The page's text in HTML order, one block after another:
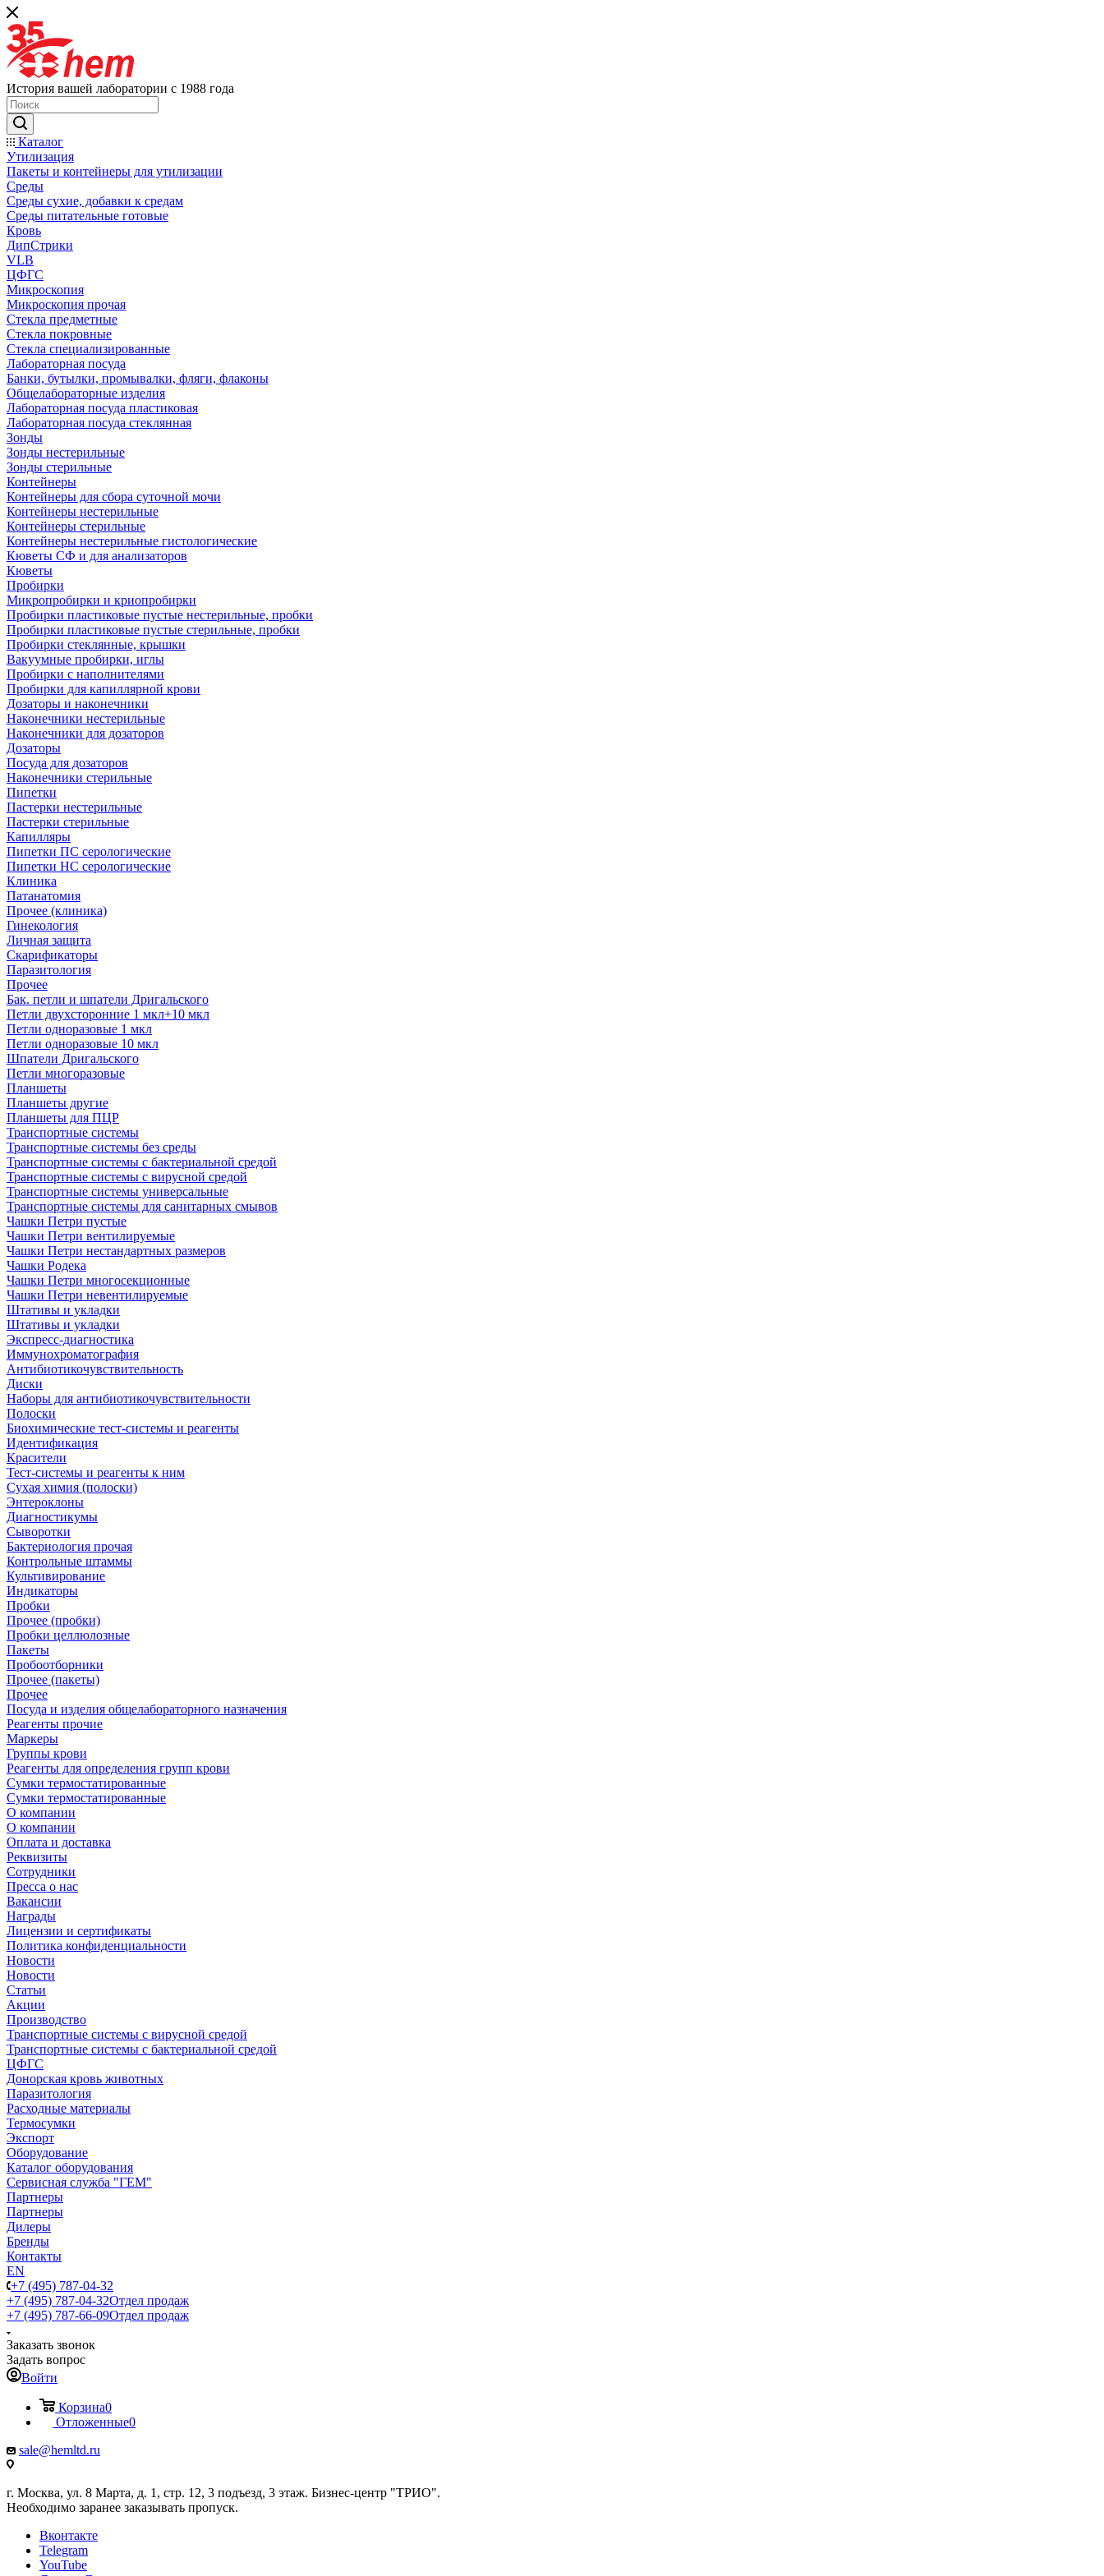
История вашей лаборатории с 1988 года
Каталог
Утилизация
Пакеты и контейнеры для утилизации
Среды
Среды сухие, добавки к средам
Среды питательные готовые
Кровь
ДипСтрики
VLB
ЦФГС
Микроскопия
Микроскопия прочая
Стекла предметные
Стекла покровные
Стекла специализированные
Лабораторная посуда
Банки, бутылки, промывалки, фляги, флаконы
Общелабораторные изделия
Лабораторная посуда пластиковая
Лабораторная посуда стеклянная
Зонды
Зонды нестерильные
Зонды стерильные
Контейнеры
Контейнеры для сбора суточной мочи
Контейнеры нестерильные
Контейнеры стерильные
Контейнеры нестерильные гистологические
Кюветы СФ и для анализаторов
Кюветы
Пробирки
Микропробирки и криопробирки
Пробирки пластиковые пустые нестерильные, пробки
Пробирки пластиковые пустые стерильные, пробки
Пробирки стеклянные, крышки
Вакуумные пробирки, иглы
Пробирки с наполнителями
Пробирки для капиллярной крови
Дозаторы и наконечники
Наконечники нестерильные
Наконечники для дозаторов
Дозаторы
Посуда для дозаторов
Наконечники стерильные
Пипетки
Пастерки нестерильные
Пастерки стерильные
Капилляры
Пипетки ПС серологические
Пипетки НС серологические
Клиника
Патанатомия
Прочее (клиника)
Гинекология
Личная защита
Скарификаторы
Паразитология
Прочее
Бак. петли и шпатели Дригальского
Петли двухсторонние 1 мкл+10 мкл
Петли одноразовые 1 мкл
Петли одноразовые 10 мкл
Шпатели Дригальского
Петли многоразовые
Планшеты
Планшеты другие
Планшеты для ПЦР
Транспортные системы
Транспортные системы без среды
Транспортные системы с бактериальной средой
Транспортные системы с вирусной средой
Транспортные системы универсальные
Транспортные системы для санитарных смывов
Чашки Петри пустые
Чашки Петри вентилируемые
Чашки Петри нестандартных размеров
Чашки Родека
Чашки Петри многосекционные
Чашки Петри невентилируемые
Штативы и укладки
Штативы и укладки
Экспресс-диагностика
Иммунохроматография
Антибиотикочувствительность
Диски
Наборы для антибиотикочувствительности
Полоски
Биохимические тест-системы и реагенты
Идентификация
Красители
Тест-системы и реагенты к ним
Сухая химия (полоски)
Энтероклоны
Диагностикумы
Сыворотки
Бактериология прочая
Контрольные штаммы
Культивирование
Индикаторы
Пробки
Прочее (пробки)
Пробки целлюлозные
Пакеты
Пробоотборники
Прочее (пакеты)
Прочее
Посуда и изделия общелабораторного назначения
Реагенты прочие
Маркеры
Группы крови
Реагенты для определения групп крови
Сумки термостатированные
Сумки термостатированные
О компании
О компании
Оплата и доставка
Реквизиты
Сотрудники
Пресса о нас
Вакансии
Награды
Лицензии и сертификаты
Политика конфиденциальности
Новости
Новости
Статьи
Акции
Производство
Транспортные системы с вирусной средой
Транспортные системы с бактериальной средой
ЦФГС
Донорская кровь животных
Паразитология
Расходные материалы
Термосумки
Экспорт
Оборудование
Каталог оборудования
Сервисная служба "ГЕМ"
Партнеры
Партнеры
Дилеры
Бренды
Контакты
EN
+7 (495) 787-04-32
+7 (495) 787-04-32Отдел продаж
+7 (495) 787-66-09Отдел продаж
Заказать звонок
Задать вопрос
Войти
Корзина0
Отложенные0
sale@hemltd.ru
г. Москва, ул. 8 Марта, д. 1, стр. 12, 3 подъезд, 3 этаж. Бизнес-центр "ТРИО".
Необходимо заранее заказывать пропуск.
Вконтакте
Telegram
YouTube